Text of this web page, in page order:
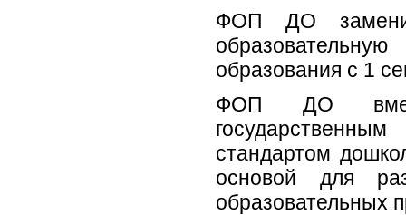
ФОП ДО
образования с 1
ФОП ДО
стандартом
основой для
образовательных